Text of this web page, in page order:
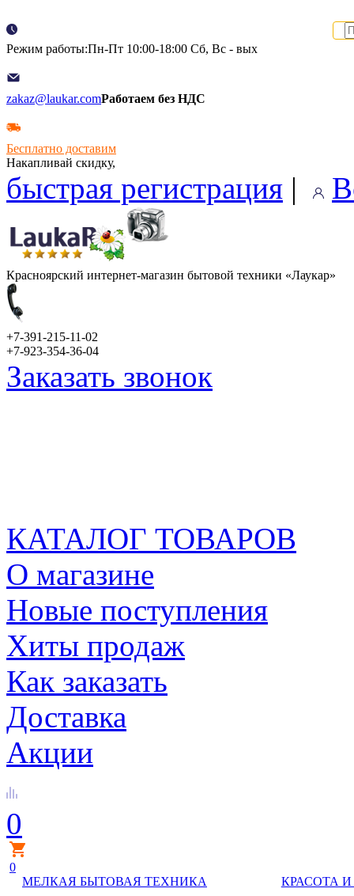
Режим работы:Пн-Пт 10:00-18:00 Сб, Вс - вых
zakaz@laukar.comРаботаем без НДС
Бесплатно доставим
Накапливай скидку,
быстрая регистрация |
Красноярский интернет-магазин бытовой техники «Лаукар»
+7-391-215-11-02
+7-923-354-36-04
Заказать звонок
КАТАЛОГ ТОВАРОВ
О магазине
Новые поступления
Хиты продаж
Как заказать
Доставка
Акции
0
0
МЕЛКАЯ БЫТОВАЯ ТЕХНИКА
КРАСОТА И